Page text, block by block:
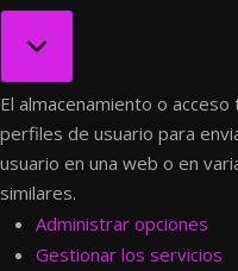
Marketing
El almacenamiento o
perfiles de usuario para
usuario en una web o en
similares.
Administrar opciones
Gestionar los servicios